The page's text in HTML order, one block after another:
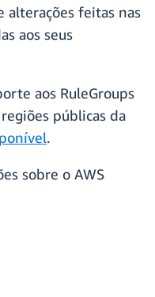
alterações feitas nas
aos seus
aos RuleGroups
públicas da
.
sobre o AWS